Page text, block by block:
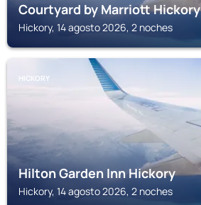
Courtyard by Marriott Hickory
Hickory, 14 agosto 2026, 2 noches
HICKORY
Hilton Garden Inn Hickory
Hickory, 14 agosto 2026, 2 noches